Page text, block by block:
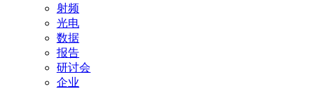
射频
光电
数据
报告
研讨会
企业